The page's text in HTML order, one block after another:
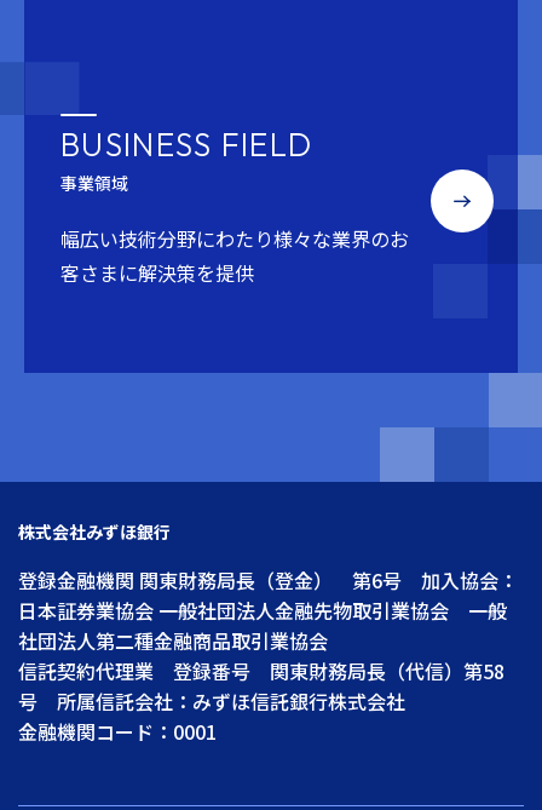
BUSINESS FIELD
事業領域
幅広い技術分野にわたり様々な業界のお
客さまに解決策を提供
株式会社みずほ銀行
登録金融機関 関東財務局長（登金） 第6号 加入協会：
日本証券業協会 一般社団法人金融先物取引業協会 一般
社団法人第二種金融商品取引業協会
信託契約代理業 登録番号 関東財務局長（代信）第58
号 所属信託会社：みずほ信託銀行株式会社
金融機関コード：0001